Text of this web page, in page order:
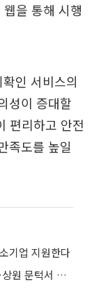
을 통해 시행
인 서비스의
성이 증대할
편리하고 안전
족도를 높일
기업 지원한다
美 클래리티 법안 연내 통과 가능성 13%…상원 문턱서 제동